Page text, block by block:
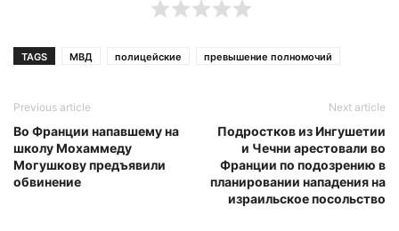
TAGS МВД полицейские превышение полномочий
Previous article
Во Франции напавшему на
школу Мохаммеду
Могушкову предъявили
обвинение
Next article
Подростков из Ингушетии
и Чечни арестовали во
Франции по подозрению в
планировании нападения на
израильское посольство